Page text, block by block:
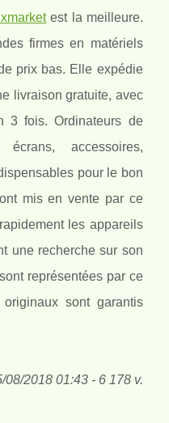
est la meilleure.
firmes en matériels
prix bas. Elle expédie
livraison gratuite, avec
3 fois. Ordinateurs de
écrans, accessoires,
pour le bon
mis en vente par ce
les appareils
une recherche sur son
représentées par ce
sont garantis
08/2018 01:43 - 6 178 v.